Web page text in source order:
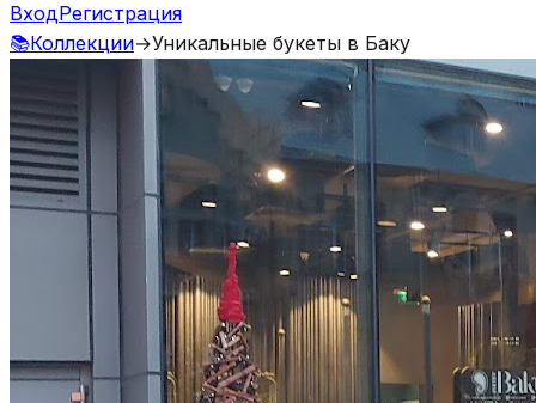
ВходРегистрация
📚Коллекции→Уникальные букеты в Баку